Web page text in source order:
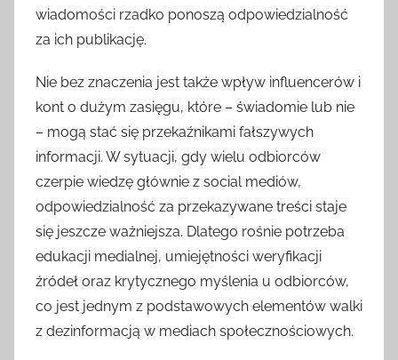
wiadomości rzadko ponoszą odpowiedzialność
za ich publikację.
Nie bez znaczenia jest także wpływ influencerów i
kont o dużym zasięgu, które – świadomie lub nie
– mogą stać się przekaźnikami fałszywych
informacji. W sytuacji, gdy wielu odbiorców
czerpie wiedzę głównie z social mediów,
odpowiedzialność za przekazywane treści staje
się jeszcze ważniejsza. Dlatego rośnie potrzeba
edukacji medialnej, umiejętności weryfikacji
źródeł oraz krytycznego myślenia u odbiorców,
co jest jednym z podstawowych elementów walki
z dezinformacją w mediach społecznościowych.